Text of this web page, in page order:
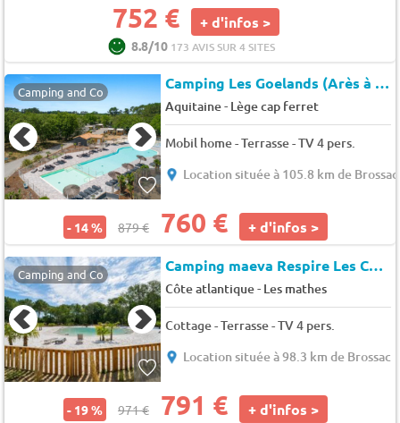
752 € + d'infos >
8.8/10 173 AVIS SUR 4 SITES
Camping and Co Camping Les Goelands (Arès à 7km)
Aquitaine- Lège cap ferret
Mobil home - Terrasse - TV 4 pers.
Location située à 105.8 km de Brossac
- 14 % 879 € 760 € + d'infos >
Camping and Co Camping maeva Respire Les Couleurs de la Coubre (1122021)
Côte atlantique- Les mathes
Cottage - Terrasse - TV 4 pers.
Location située à 98.3 km de Brossac
- 19 % 971 € 791 € + d'infos >